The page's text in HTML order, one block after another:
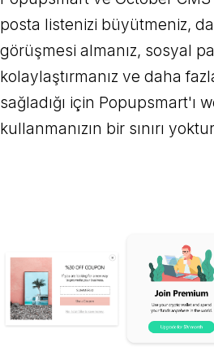
posta listenizi büyütmeniz,
görüşmesi almanız, sosyal
kolaylaştırmanız ve daha
sağladığı için Popupsmart'ı
kullanmanızın bir sınırı